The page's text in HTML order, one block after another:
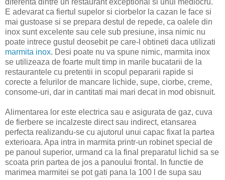
E adevarat ca fiertul supelor si ciorbelor la cazan le face si
mai gustoase si se prepara destul de repede, ca oalele din
inox sunt excelente sau cele sub presiune, insa nimic nu
poate intrece gustul deosebit pe care-l obtineti daca utilizati
marmita inox. Desi poate nu va spune nimic, marmita inox
se utilizeaza de foarte mult timp in marile bucatarii de la
restaurantele cu pretentii in scopul pepararii rapide si
corecte a felurilor de mancare lichide, supe, ciorbe, creme,
consome-uri, dar in cantitati mai mari decat in mod obisnuit.
Alimentarea lor este electrica sau e asigurata de gaz, cuva
de fierbere se incalzeste direct sau indirect, etansarea
perfecta realizandu-se cu ajutorul unui capac fixat la partea
exterioara. Apa intra in marmita printr-un robinet special de
pe panoul superior, urmand ca la final preparatul lichid sa se
scoata prin partea de jos a panoului frontal. In functie de
marimea marmitei se pot gati pana la 100 l de supa sau